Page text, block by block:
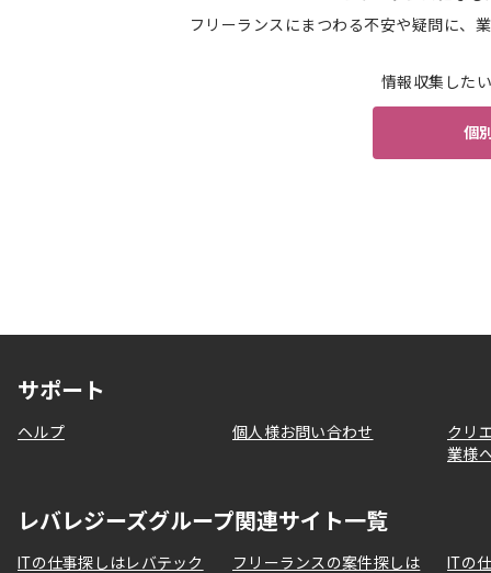
フリーランスにまつわる不安や疑問に、
情報収集した
個
サポート
ヘルプ 個人様お問い合わせ
クリ
業様
レバレジーズグループ関連サイト一覧
ITの仕事探しはレバテック
フリーランスの案件探しは
ITの